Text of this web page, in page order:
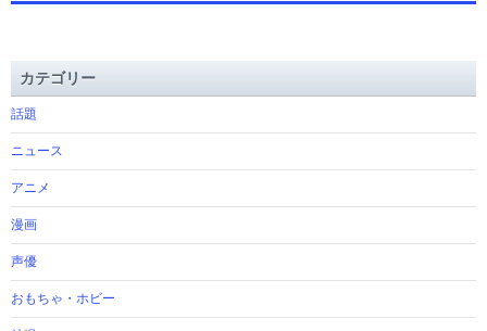
カテゴリー
話題
ニュース
アニメ
漫画
声優
おもちゃ・ホビー